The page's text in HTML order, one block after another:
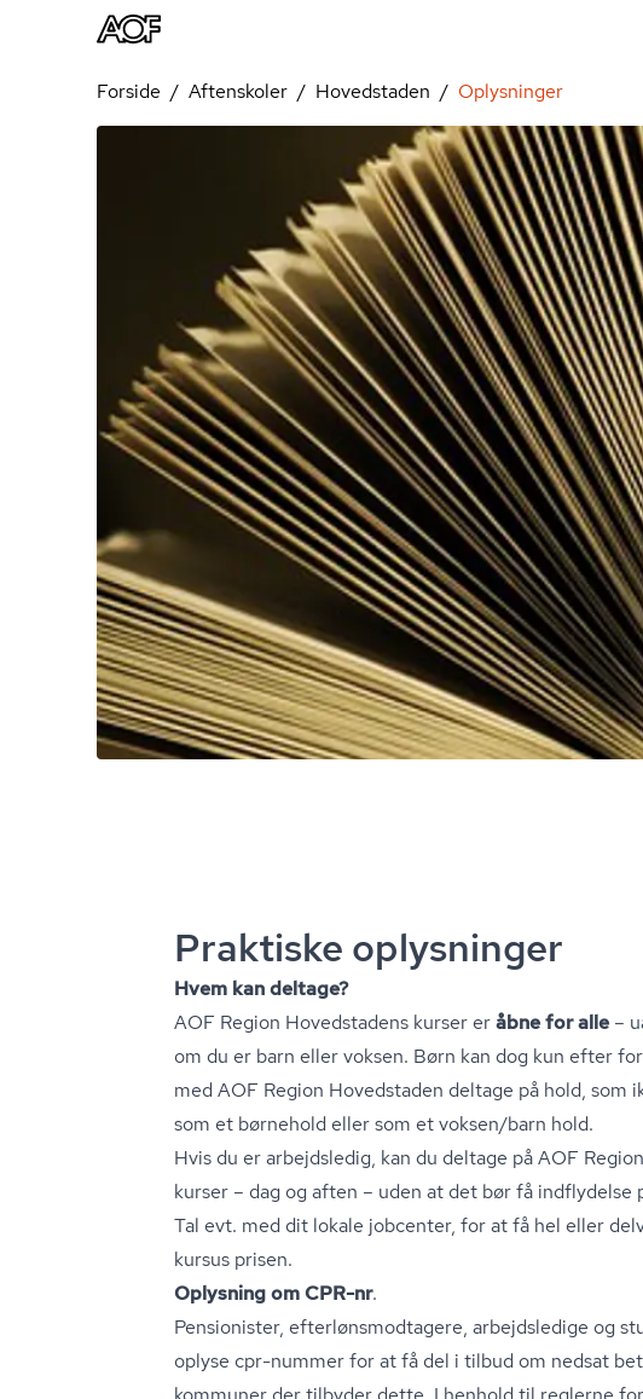
Forside Aftenskoler Hovedstaden Oplysninger
Praktiske oplysninger
Hvem kan deltage?
AOF Region Hovedstadens kurser eråbne for alle –
om du er barn eller voksen. Børn kan dog kun efter
med AOF Region Hovedstaden deltage på hold, som
som et børnehold eller som et voksen/barn hold.
Hvis du er arbejdsledig, kan du deltage på AOF
kurser – dag og aften – uden at det bør få indflydelse
Tal evt. med dit lokale jobcenter, for at få hel eller
kursus prisen.
Oplysning om CPR-nr.
Pensionister, ef­ter­løns­mod­ta­ge­re, arbejdsledige og
oplyse cpr-nummer for at få del i tilbud om nedsat